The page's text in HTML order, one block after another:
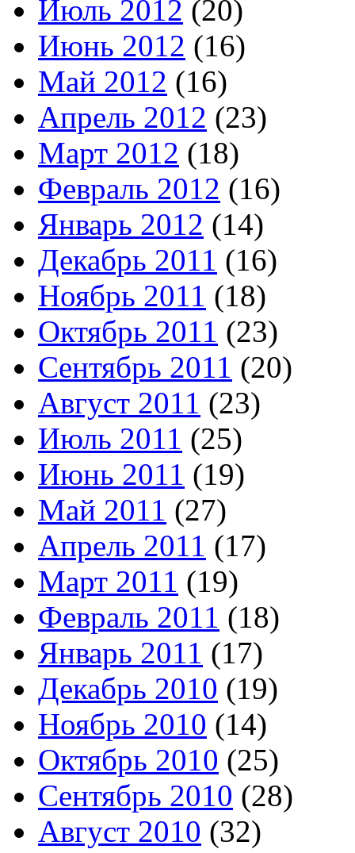
Июль 2012 (20)
Июнь 2012 (16)
Май 2012 (16)
Апрель 2012 (23)
Март 2012 (18)
Февраль 2012 (16)
Январь 2012 (14)
Декабрь 2011 (16)
Ноябрь 2011 (18)
Октябрь 2011 (23)
Сентябрь 2011 (20)
Август 2011 (23)
Июль 2011 (25)
Июнь 2011 (19)
Май 2011 (27)
Апрель 2011 (17)
Март 2011 (19)
Февраль 2011 (18)
Январь 2011 (17)
Декабрь 2010 (19)
Ноябрь 2010 (14)
Октябрь 2010 (25)
Сентябрь 2010 (28)
Август 2010 (32)